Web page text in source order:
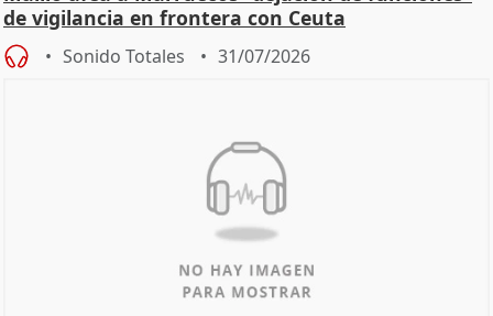
de vigilancia en frontera con Ceuta
Sonido Totales 31/07/2026